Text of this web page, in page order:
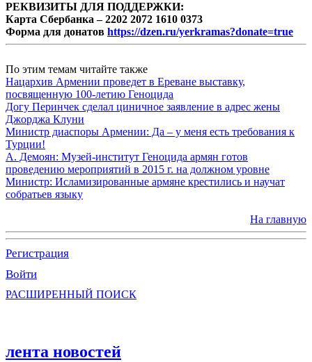
РЕКВИЗИТЫ ДЛЯ ПОДДЕРЖКИ:
Карта Сбербанка – 2202 2072 1610 0373
Форма для донатов https://dzen.ru/yerkramas?donate=true
По этим темам читайте также
Нацархив Армении проведет в Ереване выставку,
посвященную 100-летию Геноцида
Догу Перинчек сделал циничное заявление в адрес жены
Джорджа Клуни
Министр диаспоры Армении: Да – у меня есть требования к
Турции!
А. Демоян: Музей-институт Геноцида армян готов
проведению мероприятий в 2015 г. на должном уровне
Министр: Исламизированные армяне крестились и научат
собратьев языку
На главную
Регистрация
Войти
РАСШИРЕННЫЙ ПОИСК
лента новостей